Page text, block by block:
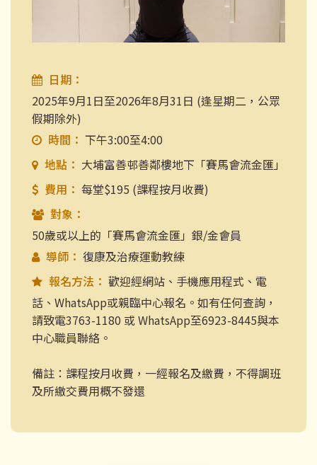
日期：
2025年9月1日至2026年8月31日 (逢星期二，公眾
假期除外)
時間： 下午3:00至4:00
地點： 大埔富善邨善鄰樓地下「賽馬會流金匯」
費用： 每堂$195 (課程按月收費)
對象：
50歲或以上的「賽馬會流金匯」銀/金會員
導師： 復康及治療運動教練
報名方法： 歡迎經網站、手機應用程式、電
話、WhatsApp或親臨中心報名。如有任何查詢，
請致電3763-1180 或 WhatsApp至6923-8445與本
中心職員聯絡。
備註：課程按月收費，一經報名及繳費，不得調班
及所繳交費用概不發還